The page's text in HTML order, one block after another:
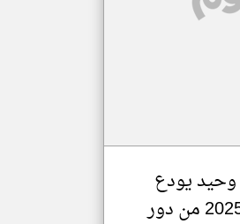
يودع
كأس إفريقيا 2025 من دور